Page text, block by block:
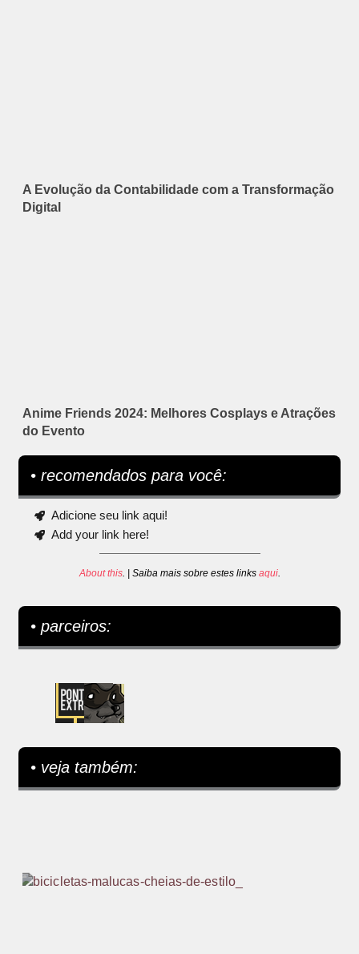
A Evolução da Contabilidade com a Transformação
Digital
Anime Friends 2024: Melhores Cosplays e Atrações
do Evento
• recomendados para você:
Adicione seu link aqui!
Add your link here!
About this. | Saiba mais sobre estes links aqui.
• parceiros:
• veja também: